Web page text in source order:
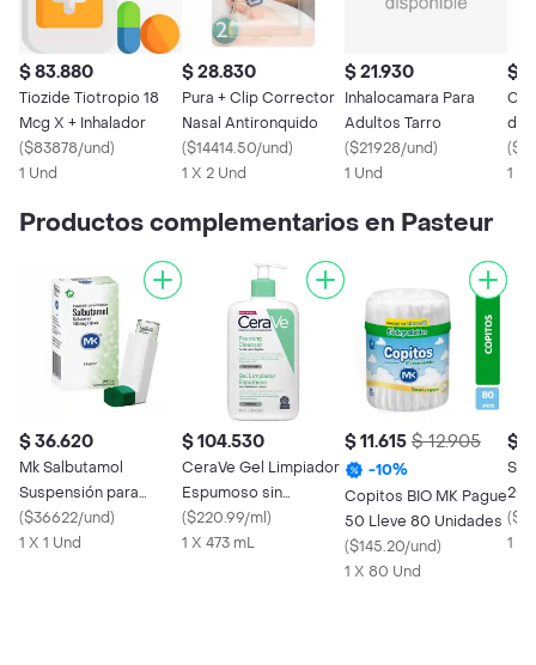
$ 83.880
Tiozide Tiotropio 18
Mcg X + Inhalador
($83878/und)
1 Und
$ 28.830
Pura + Clip Corrector
Nasal Antironquido
($14414.50/und)
1 X 2 Und
$ 21.930
Inhalocamara Para
Adultos Tarro
($21928/und)
1 Und
$
de
(
1 X
Productos complementarios en Pasteur
$ 36.620
Mk Salbutamol
Suspensión para
Inhalación (100 mcg)
($36622/und)
1 X 1 Und
$ 104.530
CeraVe Gel Limpiador
Espumoso sin
Perfume Piel Normal a
Grasa
($220.99/ml)
1 X 473 mL
$ 11.615 $ 12.905
-10%
Copitos BIO MK Pague
50 Lleve 80 Unidades
($145.20/und)
1 X 80 Und
$
(
1 X